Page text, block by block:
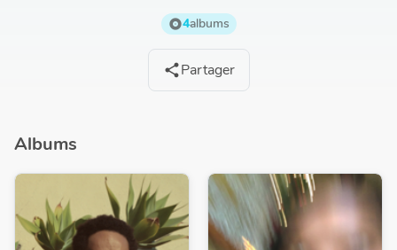
album4albums
sharePartager
Albums